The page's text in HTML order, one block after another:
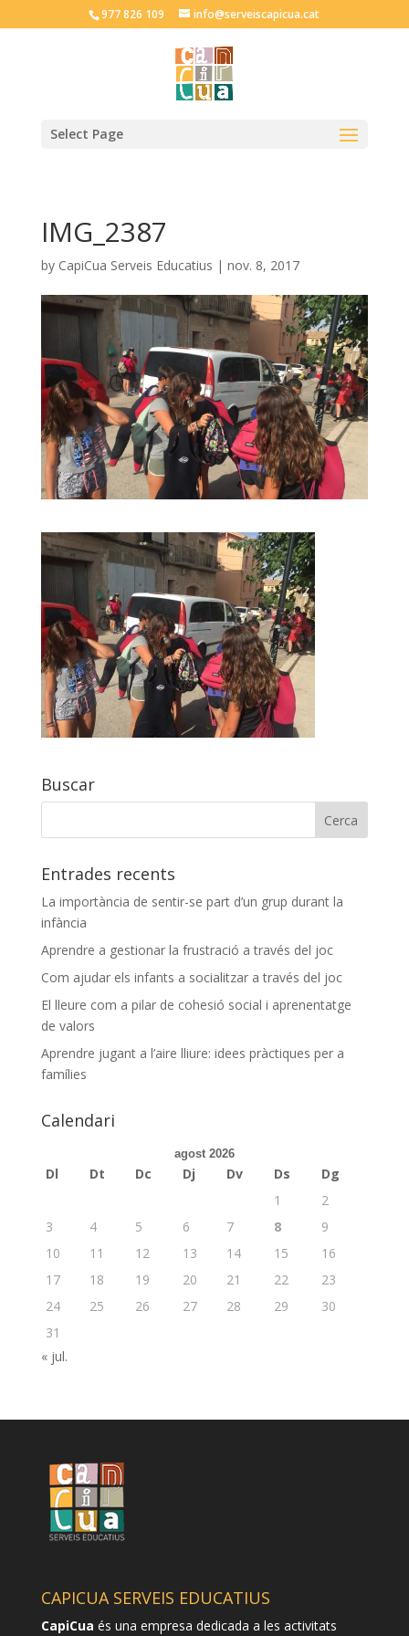
977 826 109 info@serveiscapicua.cat
Select Page
IMG_2387
by CapiCua Serveis Educatius | nov. 8, 2017
Buscar
Entrades recents
La importància de sentir-se part d’un grup durant la
infància
Aprendre a gestionar la frustració a través del joc
Com ajudar els infants a socialitzar a través del joc
El lleure com a pilar de cohesió social i aprenentatge
de valors
Aprendre jugant a l’aire lliure: idees pràctiques per a
famílies
Calendari
agost 2026
Dl Dt Dc Dj Dv Ds
Dg
1
2
3
4 5 6 7 8
9
10
11 12 13 14 15
16
17
18 19 20 21 22
23
24
25 26 27 28 29
30
31
« jul.
CAPICUA SERVEIS EDUCATIUS
CapiCua és una empresa dedicada a les activitats